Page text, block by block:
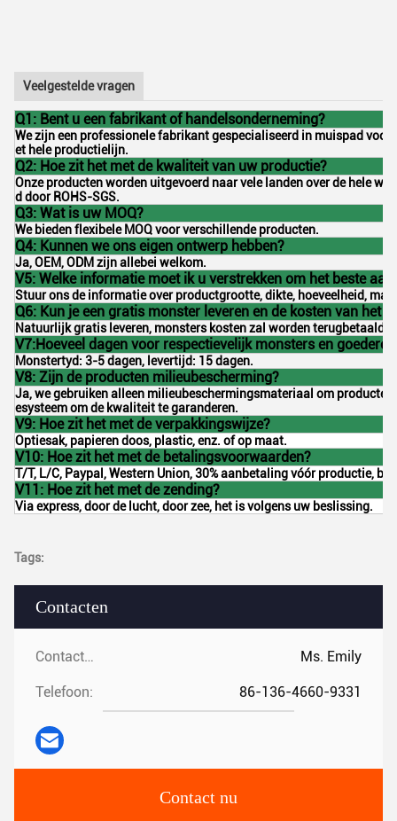
Contacten
Contacten: Ms. Emily
Telefoon: 86-136-4660-9331
Contact nu
Veelgestelde vragen
Q1: Bent u een fabrikant of handelsonderneming?
We zijn een professionele fabrikant gespecialiseerd in muispad voor
et hele productielijn.
Q2: Hoe zit het met de kwaliteit van uw productie?
Onze producten worden uitgevoerd naar vele landen over de hele
d door ROHS-SGS.
Q3: Wat is uw MOQ?
We bieden flexibele MOQ voor verschillende producten.
Q4: Kunnen we ons eigen ontwerp hebben?
Ja, OEM, ODM zijn allebei welkom.
V5: Welke informatie moet ik u verstrekken om het beste
Stuur ons de informatie over productgrootte, dikte, hoeveelheid,
Q6: Kun je een gratis monster leveren en de kosten van het
Natuurlijk gratis leveren, monsters kosten zal worden terugbetaald
V7:Hoeveel dagen voor respectievelijk monsters en
Monstertyd: 3-5 dagen, levertijd: 15 dagen.
V8: Zijn de producten milieubescherming?
Ja, we gebruiken alleen milieubeschermingsmateriaal om
esysteem om de kwaliteit te garanderen.
V9: Hoe zit het met de verpakkingswijze?
Optiesak, papieren doos, plastic, enz. of op maat.
V10: Hoe zit het met de betalingsvoorwaarden?
T/T, L/C, Paypal, Western Union, 30% aanbetaling vóór productie,
V11: Hoe zit het met de zending?
Via express, door de lucht, door zee, het is volgens uw beslissing.
Tags: